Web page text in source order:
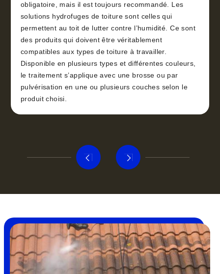
obligatoire, mais il est toujours recommandé. Les
solutions hydrofuges de toiture sont celles qui
permettent au toit de lutter contre l’humidité. Ce sont
des produits qui doivent être véritablement
compatibles aux types de toiture à travailler.
Disponible en plusieurs types et différentes couleurs,
le traitement s’applique avec une brosse ou par
pulvérisation en une ou plusieurs couches selon le
produit choisi.